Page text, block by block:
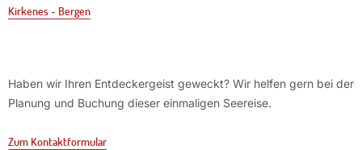
Kirkenes - Bergen
Haben wir Ihren Entdeckergeist geweckt? Wir helfen gern bei der
Planung und Buchung dieser einmaligen Seereise.
Zum Kontaktformular